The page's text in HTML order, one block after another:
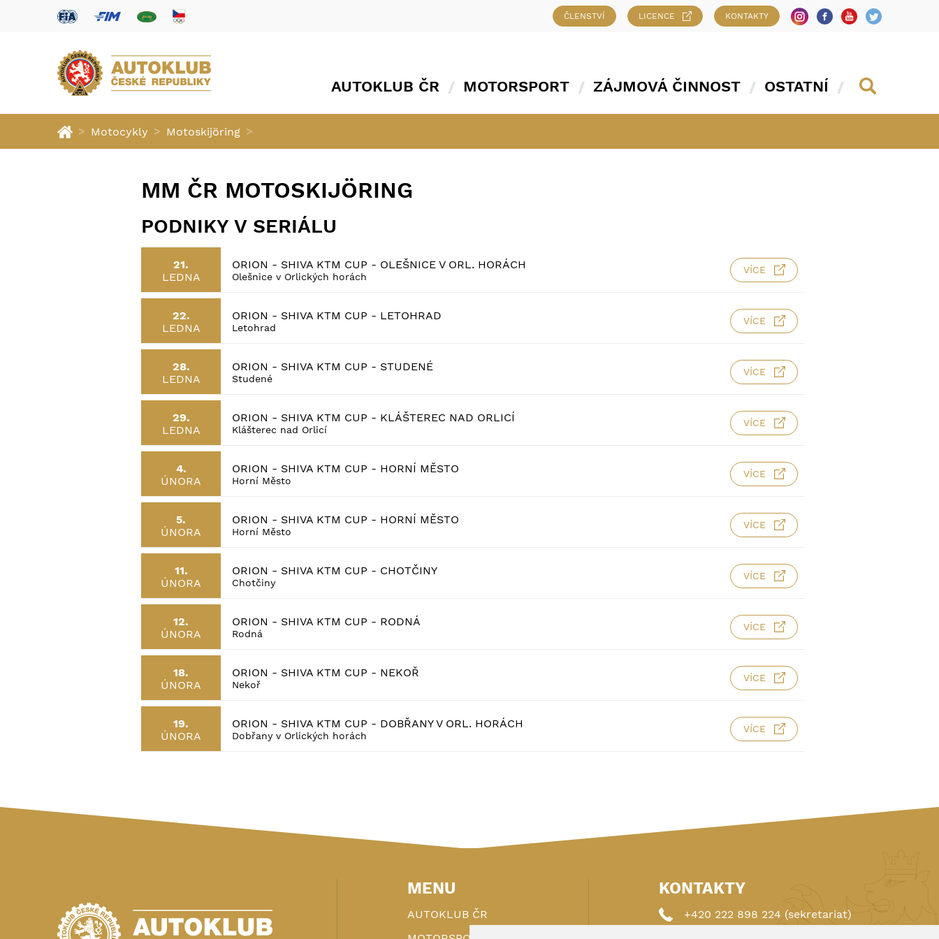
ČLENSTVÍ LICENCE KONTAKTY
AUTOKLUB ČR MOTORSPORT ZÁJMOVÁ ČINNOST OSTATNÍ
> Motocykly > Motoskijöring >
MM ČR MOTOSKIJÖRING
PODNIKY V SERIÁLU
21.
LEDNA
ORION - SHIVA KTM CUP - OLEŠNICE V ORL. HORÁCH
Olešnice v Orlických horách
VÍCE
22.
LEDNA
ORION - SHIVA KTM CUP - LETOHRAD
Letohrad
VÍCE
28.
LEDNA
ORION - SHIVA KTM CUP - STUDENÉ
Studené
VÍCE
29.
LEDNA
ORION - SHIVA KTM CUP - KLÁŠTEREC NAD ORLICÍ
Klášterec nad Orlicí
VÍCE
4.
ÚNORA
ORION - SHIVA KTM CUP - HORNÍ MĚSTO
Horní Město
VÍCE
5.
ÚNORA
ORION - SHIVA KTM CUP - HORNÍ MĚSTO
Horní Město
VÍCE
11.
ÚNORA
ORION - SHIVA KTM CUP - CHOTČINY
Chotčiny
VÍCE
12.
ÚNORA
ORION - SHIVA KTM CUP - RODNÁ
Rodná
VÍCE
18.
ÚNORA
ORION - SHIVA KTM CUP - NEKOŘ
Nekoř
VÍCE
19.
ÚNORA
ORION - SHIVA KTM CUP - DOBŘANY V ORL. HORÁCH
Dobřany v Orlických horách
VÍCE
MENU
AUTOKLUB ČR
KONTAKTY
+420 222 898 224 (sekretariat)